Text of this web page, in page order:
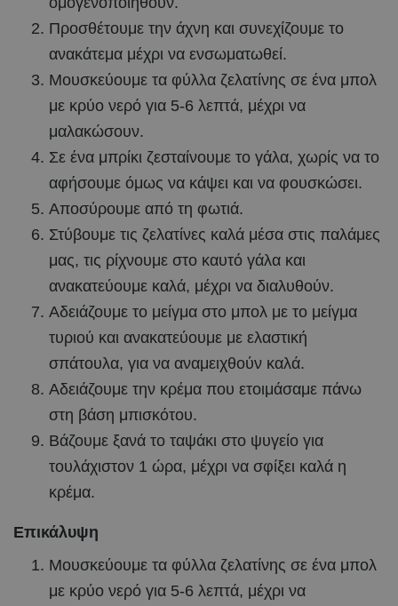
Προσθέτουμε την άχνη και συνεχίζουμε το
ανακάτεμα μέχρι να ενσωματωθεί.
Μουσκεύουμε τα φύλλα ζελατίνης σε ένα μπολ
με κρύο νερό για 5-6 λεπτά, μέχρι να
μαλακώσουν.
Σε ένα μπρίκι ζεσταίνουμε το γάλα, χωρίς να το
αφήσουμε όμως να κάψει και να φουσκώσει.
Αποσύρουμε από τη φωτιά.
Στύβουμε τις ζελατίνες καλά μέσα στις παλάμες
μας, τις ρίχνουμε στο καυτό γάλα και
ανακατεύουμε καλά, μέχρι να διαλυθούν.
Αδειάζουμε το μείγμα στο μπολ με το μείγμα
τυριού και ανακατεύουμε με ελαστική
σπάτουλα, για να αναμειχθούν καλά.
Αδειάζουμε την κρέμα που ετοιμάσαμε πάνω
στη βάση μπισκότου.
Βάζουμε ξανά το ταψάκι στο ψυγείο για
τουλάχιστον 1 ώρα, μέχρι να σφίξει καλά η
κρέμα.
Επικάλυψη
Μουσκεύουμε τα φύλλα ζελατίνης σε ένα μπολ
με κρύο νερό για 5-6 λεπτά, μέχρι να